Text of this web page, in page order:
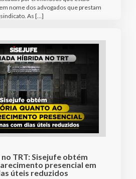
nome dos advogados que prestam
As […]
TRT: Sisejufe obtém
presencial em
úteis reduzidos